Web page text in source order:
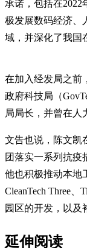
承诺，包括在
极发展数码经济、
域，并深化了我国
在加入经发局之前
政府科技局（
局局长，并曾在人
文告也说，陈文凯
团落实一系列抗疫
他也积极推动本地
CleanTech Three
园区的开发，以及
延伸阅读